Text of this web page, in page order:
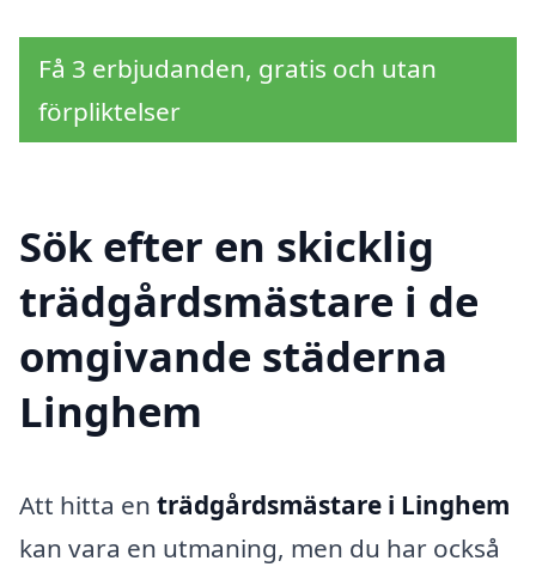
Få 3 erbjudanden, gratis och utan
förpliktelser
Sök efter en skicklig
trädgårdsmästare i de
omgivande städerna
Linghem
Att hitta en trädgårdsmästare i Linghem
kan vara en utmaning, men du har också